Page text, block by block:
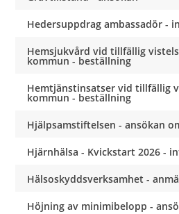
Hedersuppdrag ambassadör -
Hemsjukvård vid tillfällig
kommun - beställning
Hemtjänstinsatser vid tillfällig
kommun - beställning
Hjälpsamstiftelsen - ansökan
Hjärnhälsa - Kvickstart 2026 -
Hälsoskyddsverksamhet -
Höjning av minimibelopp -